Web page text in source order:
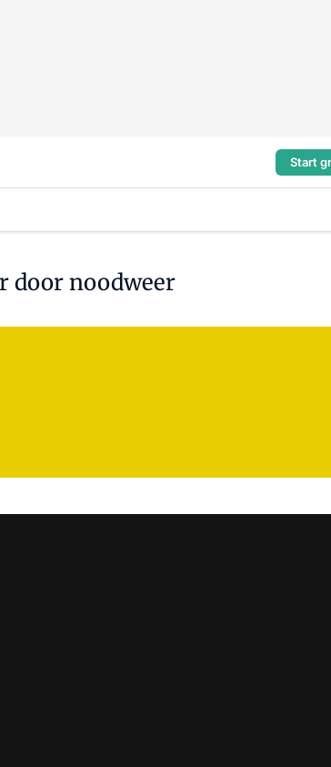
Start
door noodweer